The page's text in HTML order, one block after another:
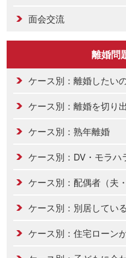
面会交流
離婚
ケース別：離婚したい
ケース別：離婚を切り
ケース別：熟年離婚
ケース別：DV・モラハ
ケース別：配偶者（夫
ケース別：別居している
ケース別：住宅ローン